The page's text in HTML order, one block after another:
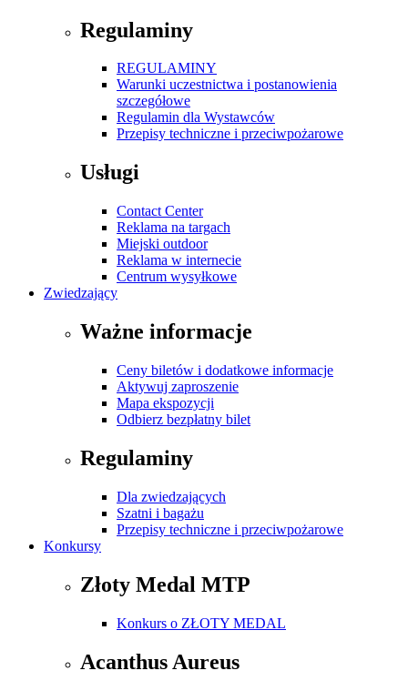
Regulaminy
REGULAMINY
Warunki uczestnictwa i postanowienia
szczegółowe
Regulamin dla Wystawców
Przepisy techniczne i przeciwpożarowe
Usługi
Contact Center
Reklama na targach
Miejski outdoor
Reklama w internecie
Centrum wysyłkowe
Zwiedzający
Ważne informacje
Ceny biletów i dodatkowe informacje
Aktywuj zaproszenie
Mapa ekspozycji
Odbierz bezpłatny bilet
Regulaminy
Dla zwiedzających
Szatni i bagażu
Przepisy techniczne i przeciwpożarowe
Konkursy
Złoty Medal MTP
Konkurs o ZŁOTY MEDAL
Acanthus Aureus